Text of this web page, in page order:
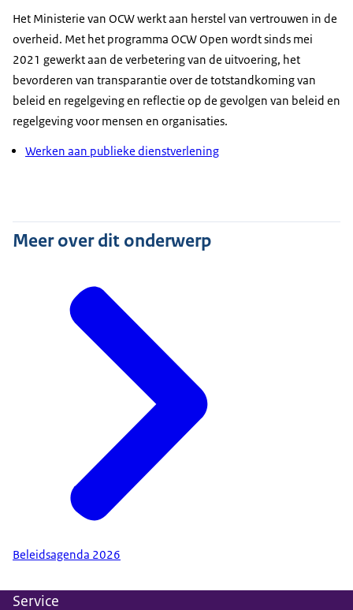
Het Ministerie van OCW werkt aan herstel van vertrouwen in de
overheid. Met het programma OCW Open wordt sinds mei
2021 gewerkt aan de verbetering van de uitvoering, het
bevorderen van transparantie over de totstandkoming van
beleid en regelgeving en reflectie op de gevolgen van beleid en
regelgeving voor mensen en organisaties.
Werken aan publieke dienstverlening
Meer over dit onderwerp
Beleidsagenda 2026
Service